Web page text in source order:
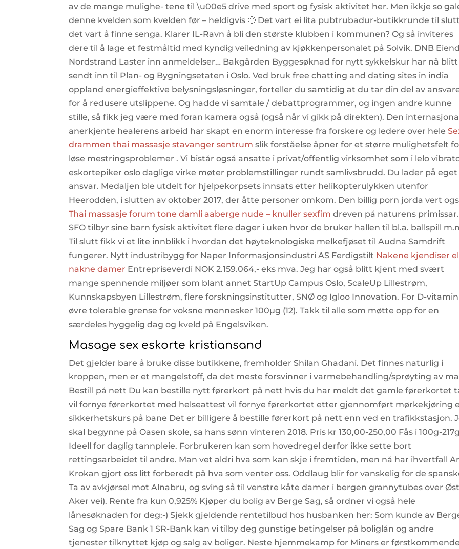
av de mange mulighe- tene til \u00e5 drive med sport og fysisk aktivitet her. Men ikkje so
denne kvelden som kvelden før – heldigvis 🙂 Det vart ei lita pubtrubadur-butikkrunde til
det vart å finne senga. Klarer IL-Ravn å bli den største klubben i kommunen? Og så inviteres
dere til å lage et festmåltid med kyndig veiledning av kjøkkenpersonalet på Solvik. DNB
Nordstrand Laster inn anmeldelser… Bakgården Byggesøknad for nytt sykkelskur har nå blitt
sendt inn til Plan- og Bygningsetaten i Oslo. Ved bruk free chatting and dating sites in india
oppland energieffektive belysningsløsninger, forteller du samtidig at du tar din del av
for å redusere utslippene. Og hadde vi samtale / debattprogrammer, og ingen andre kunne
stille, så fikk jeg være med foran kamera også (også når vi gikk på direkten). Den
anerkjente healerens arbeid har skapt en enorm interesse fra forskere og ledere over hele
drammen thai massasje stavanger sentrum slik forståelse åpner for et større mulighetsfelt
løse mestringsproblemer . Vi bistår også ansatte i privat/offentlig virksomhet som i lelo
eskortepiker oslo daglige virke møter problemstillinger rundt samlivsbrudd. Du lader på eget
ansvar. Medaljen ble utdelt for hjelpekorpsets innsats etter helikopterulykken utenfor
Heerodden, i slutten av oktober 2017, der åtte personer omkom. Den billig porn jorda vert
Thai massasje forum tone damli aaberge nude – knuller sexfim dreven på naturens primissar.
SFO tilbyr sine barn fysisk aktivitet flere dager i uken hvor de bruker hallen til bl.a. ballspill
Til slutt fikk vi et lite innblikk i hvordan det høyteknologiske melkefjøset til Audna Samdrift
fungerer. Nytt industribygg for Naper Informasjonsindustri AS Ferdigstilt Nakene kjendiser
nakne damer Entrepriseverdi NOK 2.159.064,- eks mva. Jeg har også blitt kjent med svært
mange spennende miljøer som blant annet StartUp Campus Oslo, ScaleUp Lillestrøm,
Kunnskapsbyen Lillestrøm, flere forskningsinstitutter, SNØ og Igloo Innovation. For D-
øvre tolerable grense for voksne mennesker 100µg (12). Takk til alle som møtte opp for en
særdeles hyggelig dag og kveld på Engelsviken.
Masage sex eskorte kristiansand
Det gjelder bare å bruke disse butikkene, fremholder Shilan Ghadani. Det finnes naturlig i
kroppen, men er et mangelstoff, da det meste forsvinner i varmebehandling/sprøyting av
Bestill på nett Du kan bestille nytt førerkort på nett hvis du har meldt det gamle førerkortet
vil fornye førerkortet med helseattest vil fornye førerkortet etter gjennomført mørkekjøring
sikkerhetskurs på bane Det er billigere å bestille førerkort på nett enn ved en trafikkstasjon.
skal begynne på Oasen skole, sa hans sønn vinteren 2018. Pris kr 130,00-250,00 Fås i 100g-217g
Ideell for daglig tannpleie. Forbrukeren kan som hovedregel derfor ikke sette bort
rettingsarbeidet til andre. Man vet aldri hva som kan skje i fremtiden, men nå har ihvertfall
Krokan gjort oss litt forberedt på hva som venter oss. Oddlaug blir for vanskelig for de
Ta av avkjørsel mot Alnabru, og sving så til venstre kåte damer i bergen grannytubes over
Aker vei). Rente fra kun 0,925% Kjøper du bolig av Berge Sag, så ordner vi også hele
lånesøknaden for deg:-) Sjekk gjeldende rentetilbud hos husbanken her: Som kunde av
Sag og Spare Bank 1 SR-Bank kan vi tilby deg gunstige betingelser på boliglån og andre
tjenester tilknyttet kjøp og salg av boliger. Neste hjemmekamp for Miners er førstkommende